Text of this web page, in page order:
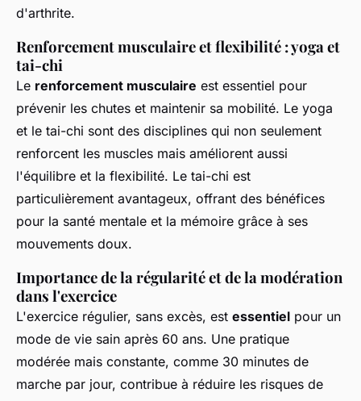
d'arthrite.
Renforcement musculaire et flexibilité : yoga et
tai-chi
Le renforcement musculaire est essentiel pour
prévenir les chutes et maintenir sa mobilité. Le yoga
et le tai-chi sont des disciplines qui non seulement
renforcent les muscles mais améliorent aussi
l'équilibre et la flexibilité. Le tai-chi est
particulièrement avantageux, offrant des bénéfices
pour la santé mentale et la mémoire grâce à ses
mouvements doux.
Importance de la régularité et de la modération
dans l'exercice
L'exercice régulier, sans excès, est essentiel pour un
mode de vie sain après 60 ans. Une pratique
modérée mais constante, comme 30 minutes de
marche par jour, contribue à réduire les risques de